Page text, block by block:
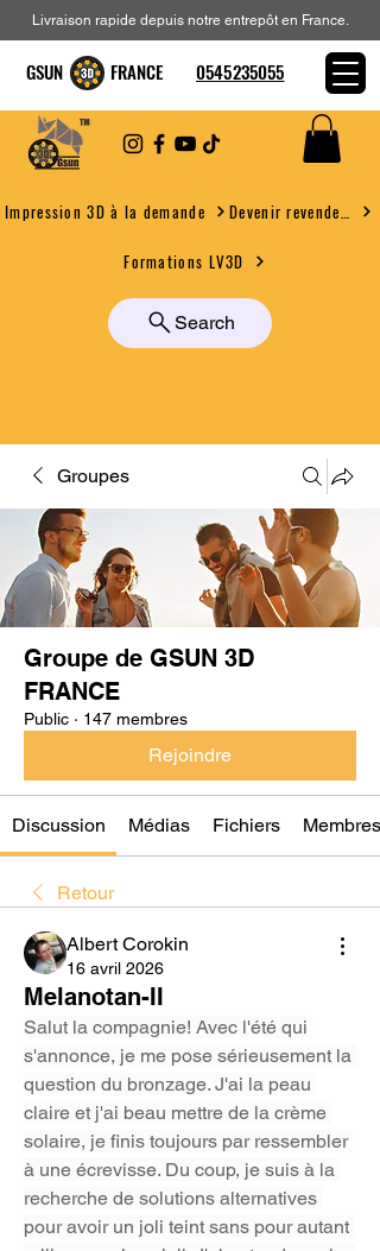
Impression 3D à la demande
Formations LV3D
Search
Livraison rapide depuis notre entrepôt en France.
GSUN FRANCE 0545235055
Groupes
Groupe de GSUN 3D
FRANCE
Public · 147 membres
Rejoindre
Discussion Médias Fichiers Membres
Retour
Albert Corokin
16 avril 2026
Melanotan-II
Salut la compagnie! Avec l'été qui
s'annonce, je me pose sérieusement la
question du bronzage. J'ai la peau
claire et j'ai beau mettre de la crème
solaire, je finis toujours par ressembler
à une écrevisse. Du coup, je suis à la
recherche de solutions alternatives
pour avoir un joli teint sans pour autant